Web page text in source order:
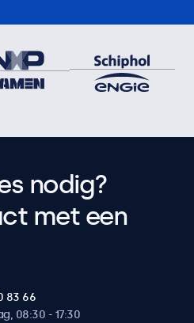
nodig?
met een
83 66
08:30 - 17:30